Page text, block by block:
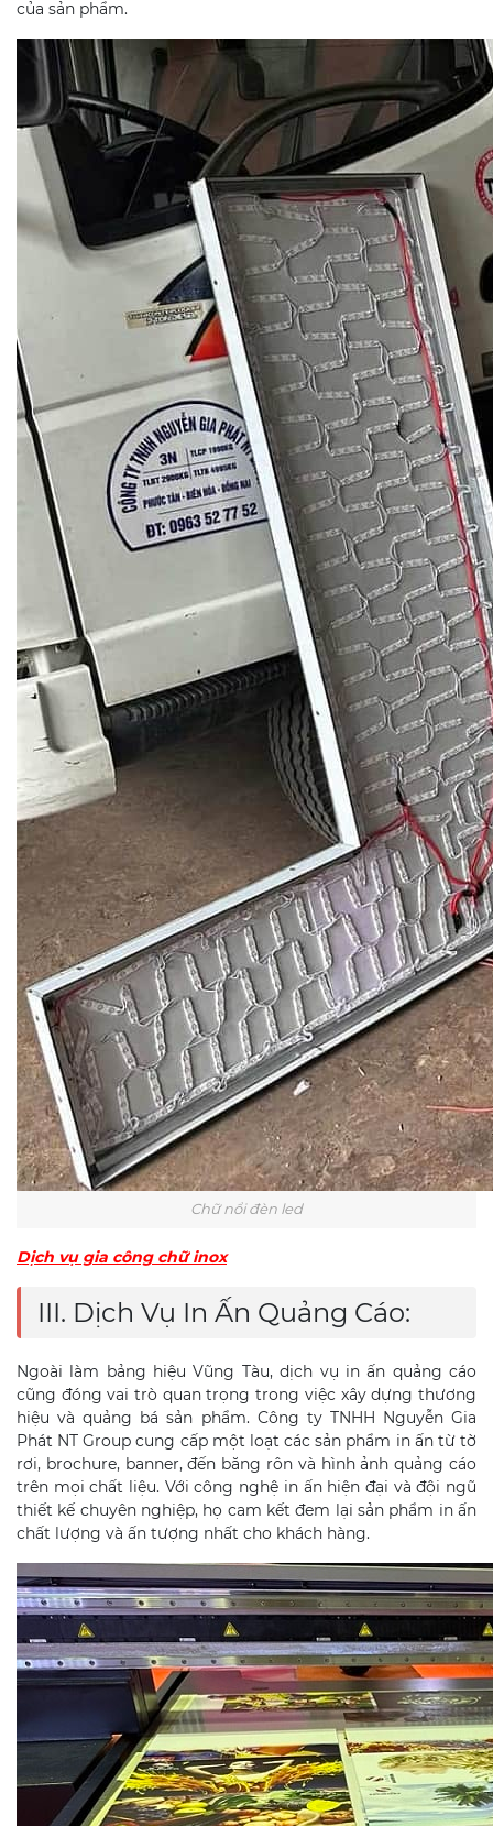
của sản phẩm.
Chữ nổi đèn led
Dịch vụ gia công chữ inox
III. Dịch Vụ In Ấn Quảng Cáo:
Ngoài làm bảng hiệu Vũng Tàu, dịch vụ in ấn quảng cáo
cũng đóng vai trò quan trọng trong việc xây dựng thương
hiệu và quảng bá sản phẩm. Công ty TNHH Nguyễn Gia
Phát NT Group cung cấp một loạt các sản phẩm in ấn từ tờ
rơi, brochure, banner, đến băng rôn và hình ảnh quảng cáo
trên mọi chất liệu. Với công nghệ in ấn hiện đại và đội ngũ
thiết kế chuyên nghiệp, họ cam kết đem lại sản phẩm in ấn
chất lượng và ấn tượng nhất cho khách hàng.